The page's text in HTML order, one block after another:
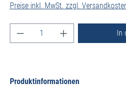
Preise inkl. MwSt. zzgl.
Produkt Anzahl: Gib denIn
Produktinformationen